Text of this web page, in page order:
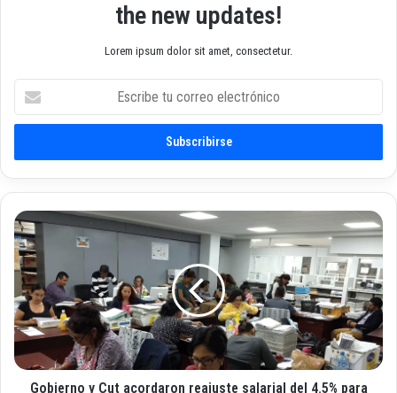
the new updates!
Lorem ipsum dolor sit amet, consectetur.
c
i
b
t
u
c
o
r
e
e
G
o
b
i
e
r
n
y
Gobierno y Cut acordaron reajuste salarial del 4.5% para